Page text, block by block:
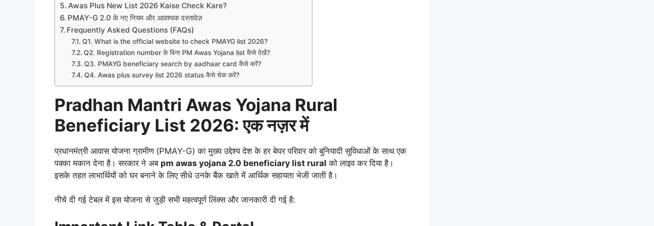
Awas Plus New List 2026 Kaise Check Kare?
PMAY-G 2.0 के नए नियम और आवश्यक दस्तावेज़
Frequently Asked Questions (FAQs)
Q1. What is the official website to check PMAYG list 2026?
Q2. Registration number के बिना PM Awas Yojana list कैसे देखें?
Q3. PMAYG beneficiary search by aadhaar card कैसे करें?
Q4. Awas plus survey list 2026 status कैसे चेक करें?
Pradhan Mantri Awas Yojana Rural
Beneficiary List 2026: एक नज़र में
प्रधानमंत्री आवास योजना ग्रामीण (PMAY-G) का मुख्य उद्देश्य देश के हर बेघर परिवार को बुनियादी सुविधाओं के साथ एक
पक्का मकान देना है। सरकार ने अब pm awas yojana 2.0 beneficiary list rural को लाइव कर दिया है।
इसके तहत लाभार्थियों को घर बनाने के लिए सीधे उनके बैंक खाते में आर्थिक सहायता भेजी जाती है।
नीचे दी गई टेबल में इस योजना से जुड़ी सभी महत्वपूर्ण लिंक्स और जानकारी दी गई है: